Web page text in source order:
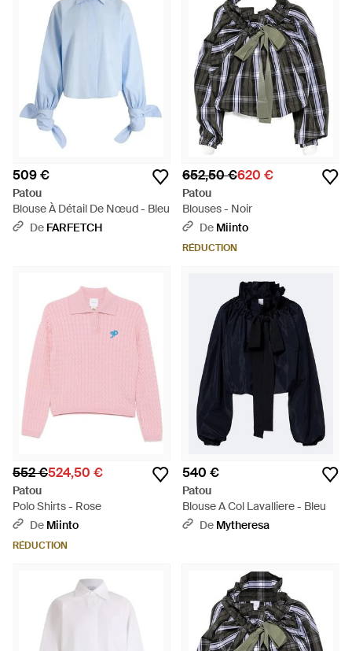
509 €
Patou
Blouse À Détail De Nœud - Bleu
De FARFETCH
652,50 €620 €
Patou
Blouses - Noir
De Miinto
RÉDUCTION
552 €524,50 €
Patou
Polo Shirts - Rose
De Miinto
RÉDUCTION
540 €
Patou
Blouse A Col Lavalliere - Bleu
De Mytheresa